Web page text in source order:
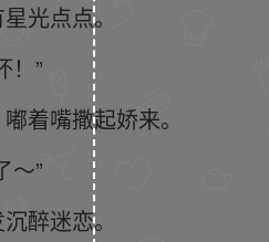
光点点。
！”
着嘴撒起娇来。
～”
醉迷恋。